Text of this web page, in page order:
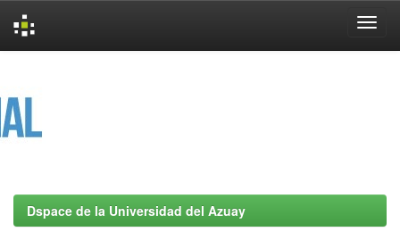
Dspace de la Universidad del Azuay